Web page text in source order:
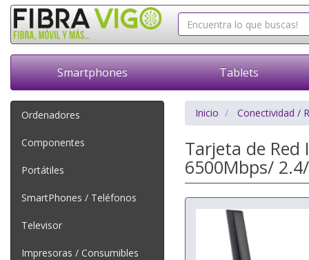
Smartphones Tablets
Ordenadores
Componentes
Portátiles
SmartPhones / Teléfonos
Televisor
Impresoras / Consumibles
Inicio Conectividad /
Tarjeta de Red
6500Mbps/